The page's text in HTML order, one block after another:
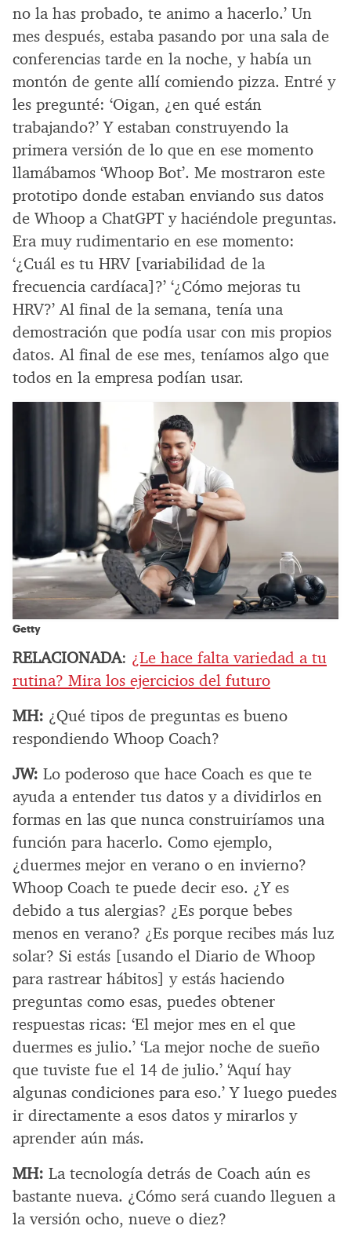
no la has probado, te animo a hacerlo.’ Un
mes después, estaba pasando por una sala de
conferencias tarde en la noche, y había un
montón de gente allí comiendo pizza. Entré y
les pregunté: ‘Oigan, ¿en qué están
trabajando?’ Y estaban construyendo la
primera versión de lo que en ese momento
llamábamos ‘Whoop Bot’. Me mostraron este
prototipo donde estaban enviando sus datos
de Whoop a ChatGPT y haciéndole preguntas.
Era muy rudimentario en ese momento:
‘¿Cuál es tu HRV [variabilidad de la
frecuencia cardíaca]?’ ‘¿Cómo mejoras tu
HRV?’ Al final de la semana, tenía una
demostración que podía usar con mis propios
datos. Al final de ese mes, teníamos algo que
todos en la empresa podían usar.
Getty
RELACIONADA: ¿Le hace falta variedad a tu
rutina? Mira los ejercicios del futuro
MH: ¿Qué tipos de preguntas es bueno
respondiendo Whoop Coach?
JW: Lo poderoso que hace Coach es que te
ayuda a entender tus datos y a dividirlos en
formas en las que nunca construiríamos una
función para hacerlo. Como ejemplo,
¿duermes mejor en verano o en invierno?
Whoop Coach te puede decir eso. ¿Y es
debido a tus alergias? ¿Es porque bebes
menos en verano? ¿Es porque recibes más luz
solar? Si estás [usando el Diario de Whoop
para rastrear hábitos] y estás haciendo
preguntas como esas, puedes obtener
respuestas ricas: ‘El mejor mes en el que
duermes es julio.’ ‘La mejor noche de sueño
que tuviste fue el 14 de julio.’ ‘Aquí hay
algunas condiciones para eso.’ Y luego puedes
ir directamente a esos datos y mirarlos y
aprender aún más.
MH: La tecnología detrás de Coach aún es
bastante nueva. ¿Cómo será cuando lleguen a
la versión ocho, nueve o diez?